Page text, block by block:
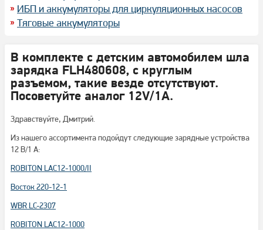
ИБП и аккумуляторы для циркуляционных насосов
Тяговые аккумуляторы
В комплекте с детским автомобилем шла
зарядка FLH480608, с круглым
разъемом, такие везде отсутствуют.
Посоветуйте аналог 12V/1A.
Здравствуйте, Дмитрий.
Из нашего ассортимента подойдут следующие зарядные устройства
12 В/1 А:
ROBITON LAC12-1000/II
Восток 220-12-1
WBR LC-2307
ROBITON LAC12-1000